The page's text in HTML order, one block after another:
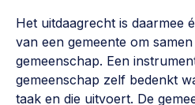
Het uitdaagrecht is daarmee
van een gemeente om
gemeenschap. Een
gemeenschap zelf bedenkt
taak en die uitvoert. De